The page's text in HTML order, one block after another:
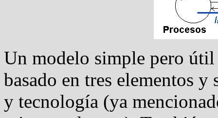
Un modelo simple pero útil
basado en tres elementos y
y tecnología (ya